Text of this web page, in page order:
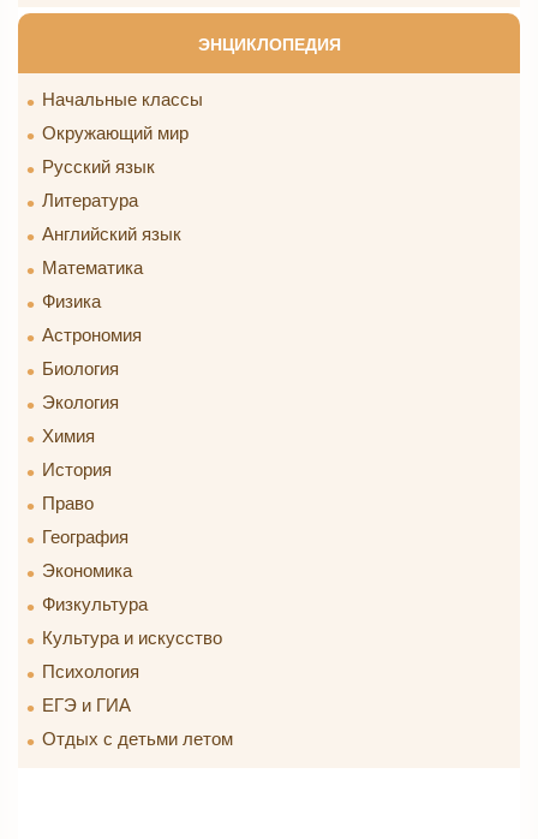
ЭНЦИКЛОПЕДИЯ
Начальные классы
Окружающий мир
Русский язык
Литература
Английский язык
Математика
Физика
Астрономия
Биология
Экология
Химия
История
Право
География
Экономика
Физкультура
Культура и искусство
Психология
ЕГЭ и ГИА
Отдых с детьми летом